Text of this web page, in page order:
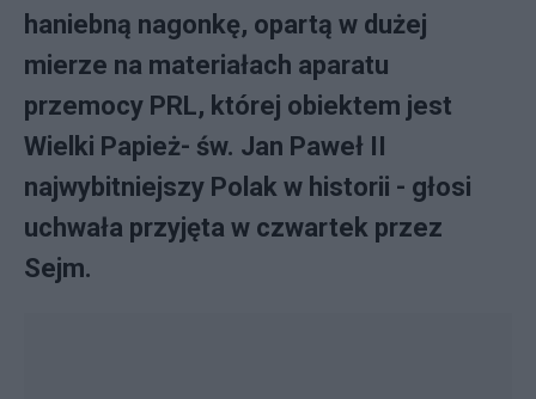
haniebną nagonkę, opartą w dużej
mierze na materiałach aparatu
przemocy PRL, której obiektem jest
Wielki Papież- św. Jan Paweł II
najwybitniejszy Polak w historii - głosi
uchwała przyjęta w czwartek przez
Sejm.